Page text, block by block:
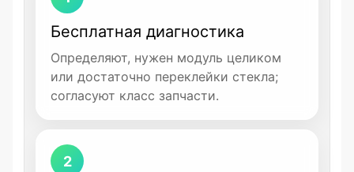
Бесплатная диагностика
Определяют, нужен модуль целиком
или достаточно переклейки стекла;
согласуют класс запчасти.
2